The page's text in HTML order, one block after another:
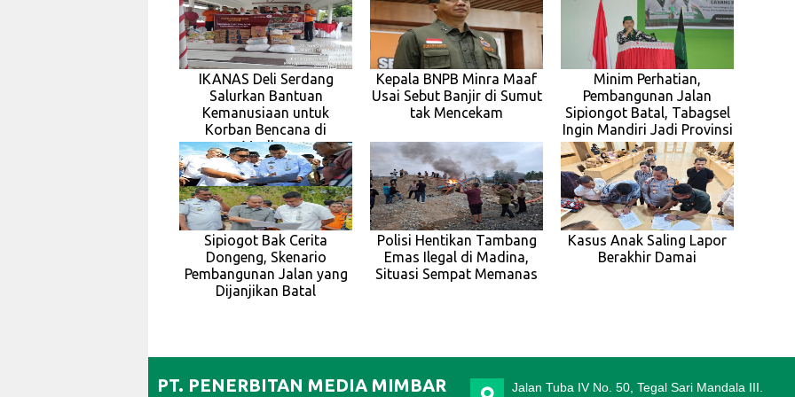
IKANAS Deli Serdang
Salurkan Bantuan
Kemanusiaan untuk
Korban Bencana di
Madina
Kepala BNPB Minra Maaf
Usai Sebut Banjir di Sumut
tak Mencekam
Minim Perhatian,
Pembangunan Jalan
Sipiongot Batal, Tabagsel
Ingin Mandiri Jadi Provinsi
Sipiogot Bak Cerita
Dongeng, Skenario
Pembangunan Jalan yang
Dijanjikan Batal
Polisi Hentikan Tambang
Emas Ilegal di Madina,
Situasi Sempat Memanas
Kasus Anak Saling Lapor
Berakhir Damai
PT. PENERBITAN MEDIA MIMBAR Jalan Tuba IV No. 50, Tegal Sari Mandala III.